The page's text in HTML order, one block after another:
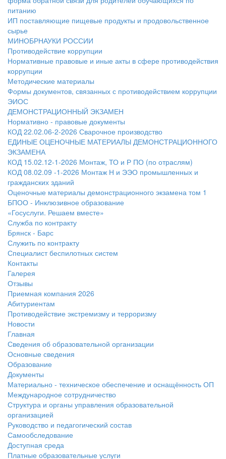
питанию
ИП поставляющие пищевые продукты и продовольственное
сырье
МИНОБРНАУКИ РОССИИ
Противодействие коррупции
Нормативные правовые и иные акты в сфере противодействия
коррупции
Методические материалы
Формы документов, связанных с противодействием коррупции
ЭИОС
ДЕМОНСТРАЦИОННЫЙ ЭКЗАМЕН
Нормативно - правовые документы
КОД 22.02.06-2-2026 Сварочное производство
ЕДИНЫЕ ОЦЕНОЧНЫЕ МАТЕРИАЛЫ ДЕМОНСТРАЦИОННОГО
ЭКЗАМЕНА
КОД 15.02.12-1-2026 Монтаж, ТО и Р ПО (по отраслям)
КОД 08.02.09 -1-2026 Монтаж Н и ЭЭО промышленных и
гражданских зданий
Оценочные материалы демонстрационного экзамена том 1
БПОО - Инклюзивное образование
«Госуслуги. Решаем вместе»
Служба по контракту
Брянск - Барс
Служить по контракту
Специалист беспилотных систем
Контакты
Галерея
Отзывы
Приемная компания 2026
Абитуриентам
Противодействие экстремизму и терроризму
Новости
Главная
Сведения об образовательной организации
Основные сведения
Образование
Документы
Материально - техническое обеспечение и оснащённость ОП
Международное сотрудничество
Структура и органы управления образовательной
организацией
Руководство и педагогический состав
Самообследование
Доступная среда
Платные образовательные услуги